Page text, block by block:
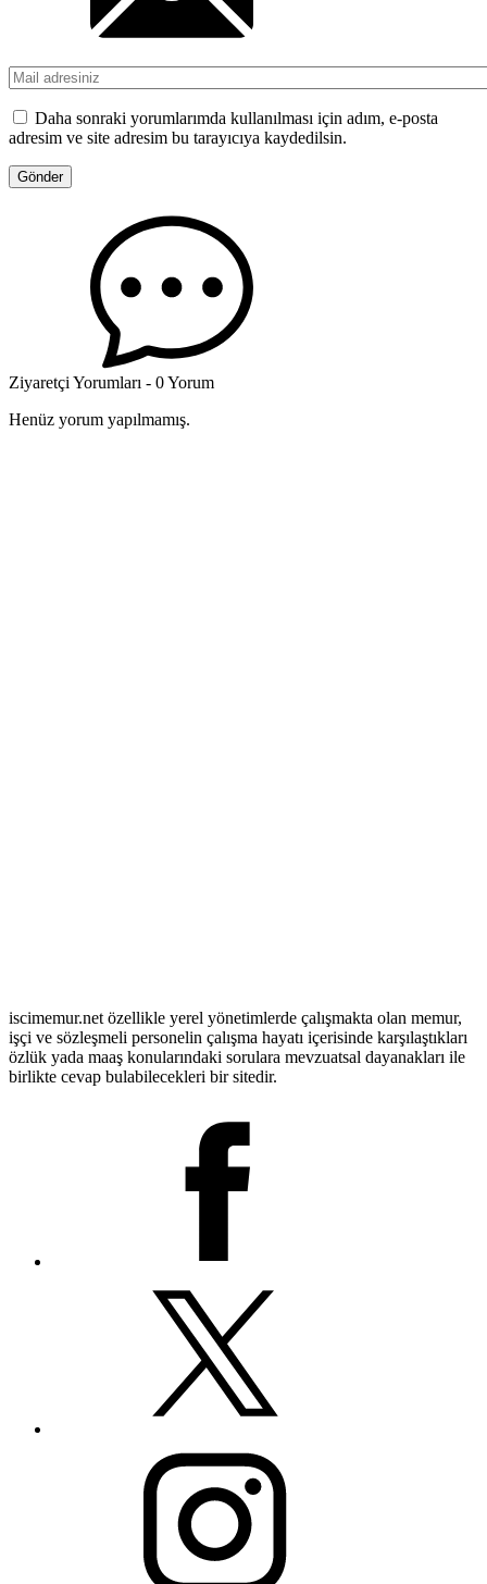
Daha sonraki yorumlarımda kullanılması için adım, e-posta
adresim ve site adresim bu tarayıcıya kaydedilsin.
Ziyaretçi Yorumları - 0 Yorum
Henüz yorum yapılmamış.
iscimemur.net özellikle yerel yönetimlerde çalışmakta olan memur,
işçi ve sözleşmeli personelin çalışma hayatı içerisinde karşılaştıkları
özlük yada maaş konularındaki sorulara mevzuatsal dayanakları ile
birlikte cevap bulabilecekleri bir sitedir.